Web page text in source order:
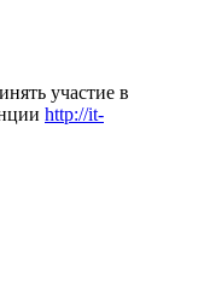
участие в
http://it-